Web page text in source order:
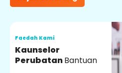
Faedah Kami
Kaunselor
PerubatanBantuan